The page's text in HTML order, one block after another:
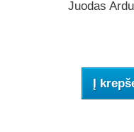
Juodas
Į